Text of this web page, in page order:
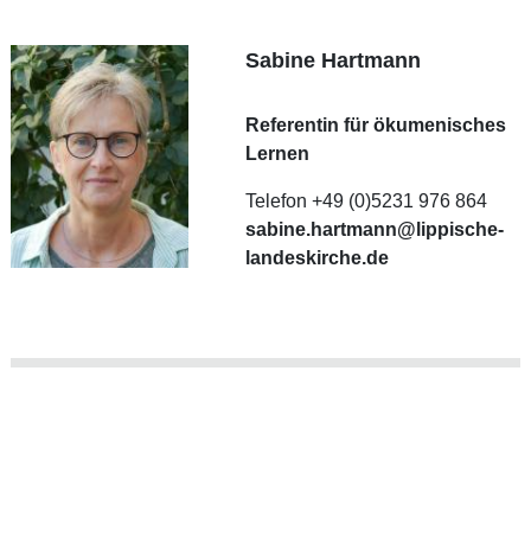
Sabine Hartmann
Referentin für ökumenisches
Lernen
Telefon +49 (0)5231 976 864
sabine.hartmann@lippische-
landeskirche.de